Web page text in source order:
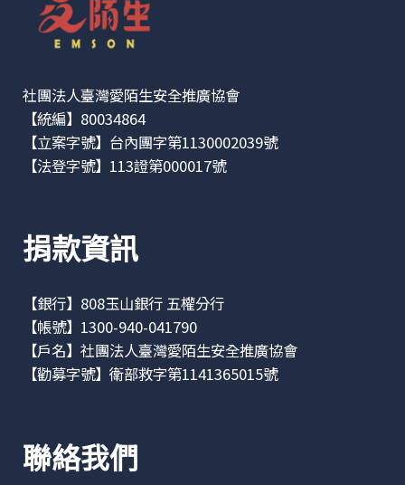
社團法人臺灣愛陌生安全推廣協會
【統編】80034864
【立案字號】台內團字第1130002039號
【法登字號】113證第000017號
捐款資訊
【銀行】808玉山銀行 五權分行
【帳號】1300-940-041790
【戶名】社團法人臺灣愛陌生安全推廣協會
【勸募字號】衛部救字第1141365015號
聯絡我們